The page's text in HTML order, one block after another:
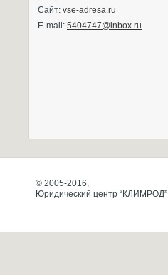
Сайт: vse-adresa.ru
E-mail: 5404747@inbox.ru
© 2005-2016,
Юридический центр “КЛИМРОД”